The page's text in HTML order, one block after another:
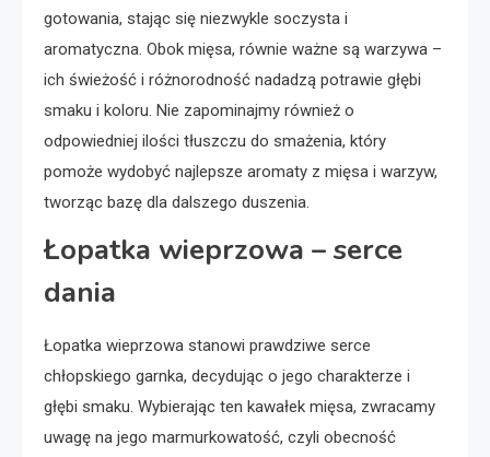
gotowania, stając się niezwykle soczysta i
aromatyczna. Obok mięsa, równie ważne są warzywa –
ich świeżość i różnorodność nadadzą potrawie głębi
smaku i koloru. Nie zapominajmy również o
odpowiedniej ilości tłuszczu do smażenia, który
pomoże wydobyć najlepsze aromaty z mięsa i warzyw,
tworząc bazę dla dalszego duszenia.
Łopatka wieprzowa – serce
dania
Łopatka wieprzowa stanowi prawdziwe serce
chłopskiego garnka, decydując o jego charakterze i
głębi smaku. Wybierając ten kawałek mięsa, zwracamy
uwagę na jego marmurkowatość, czyli obecność